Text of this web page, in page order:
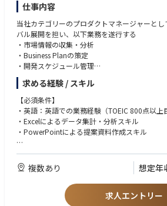
仕事内容
当社カテゴリーのプロダクトマネージャーと
バル展開を担い、以下業務を遂行する
・市場情報の収集・分析
・Business Planの策定
・開発スケジュール管理
・上市準備
・製品廃止 など
求める経験 / スキル
【必須条件】
・英語：英語での業務経験（TOEIC 800点以上
・Excelによるデータ集計・分析スキル
・PowerPointによる提案資料作成スキル
【歓迎要件】
・商品企画・開発の経験
・他部署、外部業者との連携を含むプロジェ
・市場調査、自社競合分析の経験
複数あり 想定年
求人エントリー